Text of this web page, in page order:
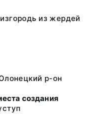
из жердей
р-он
создания